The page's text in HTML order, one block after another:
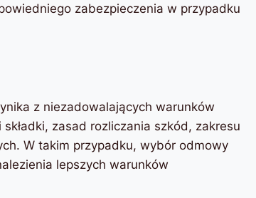
zabezpieczenia w przypadku
z niezadowalających warunków
zasad rozliczania szkód, zakresu
W takim przypadku, wybór odmowy
lepszych warunków